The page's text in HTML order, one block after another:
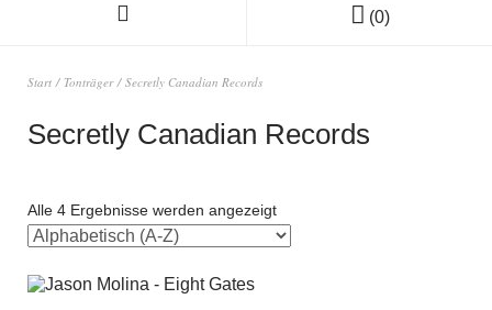
(0)
Start / Tonträger/ Secretly Canadian Records
Secretly Canadian Records
Alle 4 Ergebnisse werden angezeigt